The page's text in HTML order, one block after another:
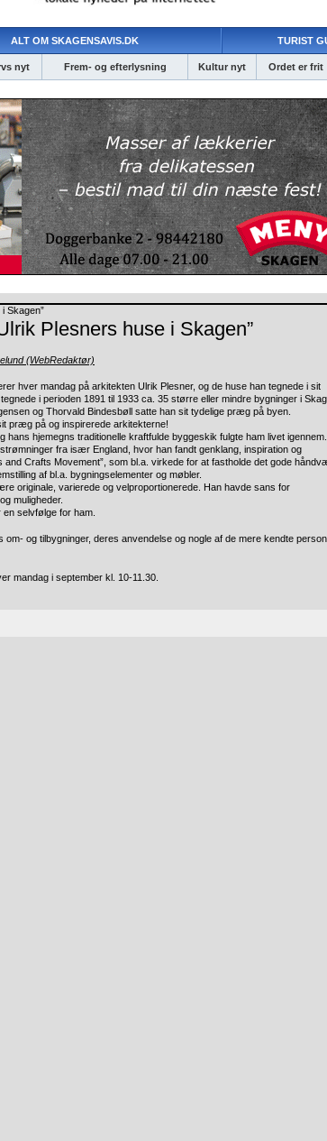
ALT OM SKAGENSAVIS.DK TURIST
nyt Frem- og efterlysning Kultur nyt Ordet er frit
Plesners huse i Skagen”
(WebRedaktør)
hver mandag på arkitekten Ulrik Plesner, og de huse han tegnede i sit
i perioden 1891 til 1933 ca. 35 større eller mindre bygninger i
og Thorvald Bindesbøll satte han sit tydelige præg på byen.
præg på og inspirerede arkitekterne!
hjemegns traditionelle kraftfulde byggeskik fulgte ham livet igennem.
fra især England, hvor han fandt genklang, inspiration og
Crafts Movement”, som bl.a. virkede for at fastholde det gode
af bl.a. bygningselementer og møbler.
originale, varierede og velproportionerede. Han havde sans for
muligheder.
selvfølge for ham.
og tilbygninger, deres anvendelse og nogle af de mere kendte
mandag i september kl. 10-11.30.